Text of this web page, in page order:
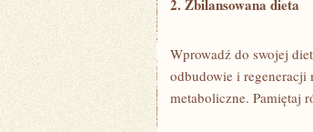
2. Zbilansowana⁣ dieta
Wprowadź do⁤ swojej
odbudowie i regeneracji‍
metaboliczne. ‍Pamiętaj